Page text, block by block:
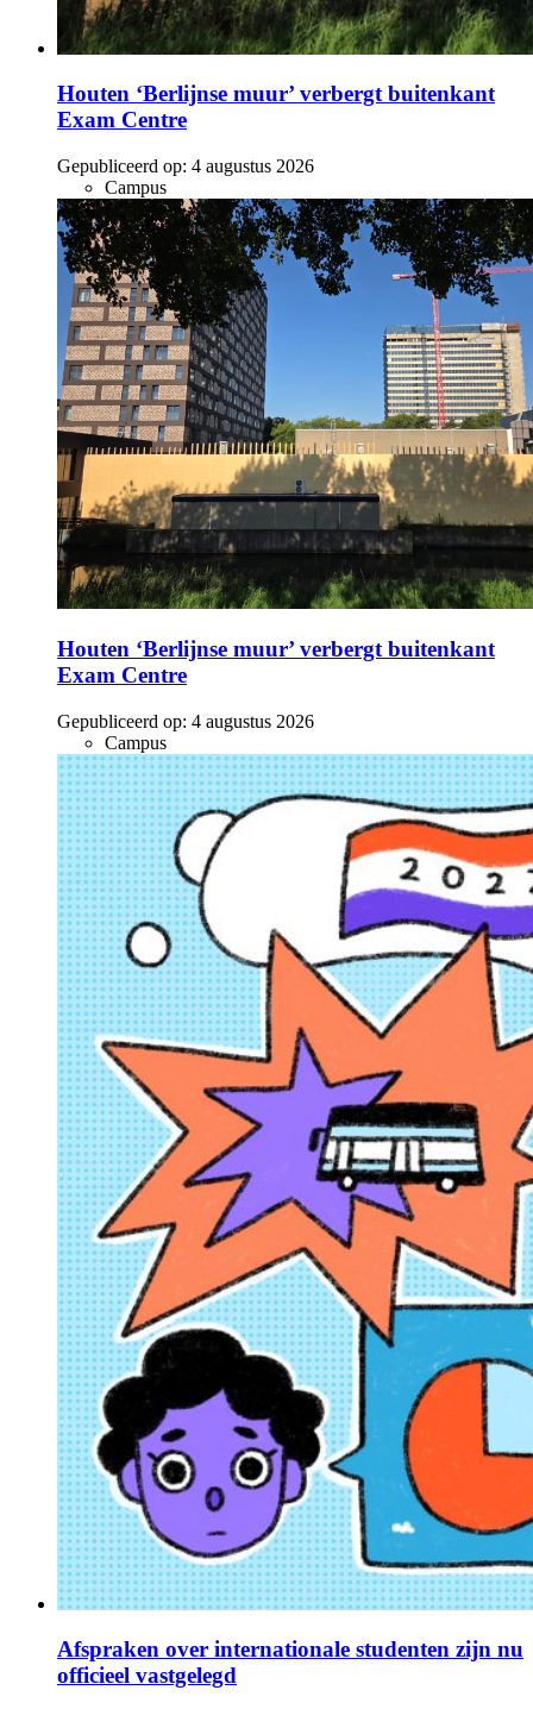
Houten ‘Berlijnse muur’ verbergt buitenkant
Exam Centre
Gepubliceerd op: 4 augustus 2026
Campus
Houten ‘Berlijnse muur’ verbergt buitenkant
Exam Centre
Gepubliceerd op: 4 augustus 2026
Campus
Afspraken over internationale studenten zijn nu
officieel vastgelegd